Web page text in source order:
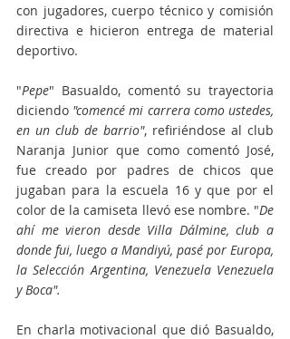
con jugadores, cuerpo técnico y comisión
directiva e hicieron entrega de material
deportivo.
"Pepe" Basualdo, comentó su trayectoria
diciendo "comencé mi carrera como ustedes,
en un club de barrio", refiriéndose al club
Naranja Junior que como comentó José,
fue creado por padres de chicos que
jugaban para la escuela 16 y que por el
color de la camiseta llevó ese nombre. "De
ahí me vieron desde Villa Dálmine, club a
donde fui, luego a Mandiyú, pasé por Europa,
la Selección Argentina, Venezuela Venezuela
y Boca".
En charla motivacional que dió Basualdo,